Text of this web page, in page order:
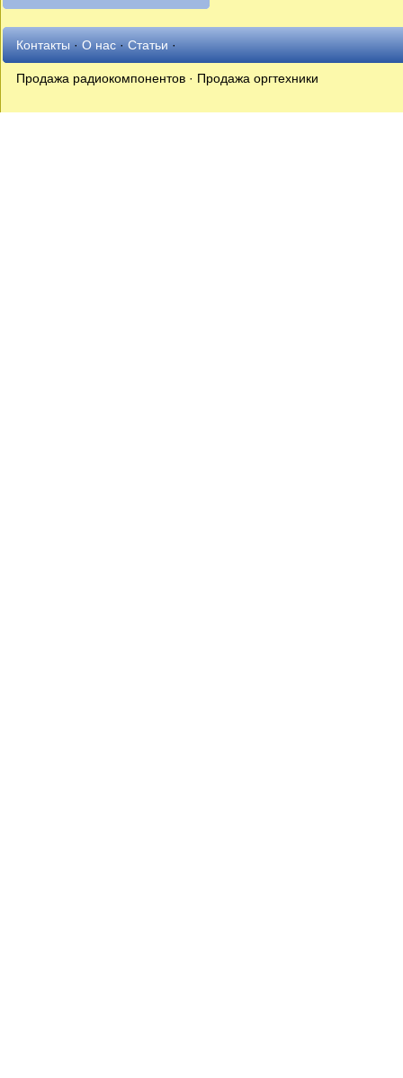
Контакты·О нас·Статьи·
Продажа радиокомпонентов · Продажа оргтехники